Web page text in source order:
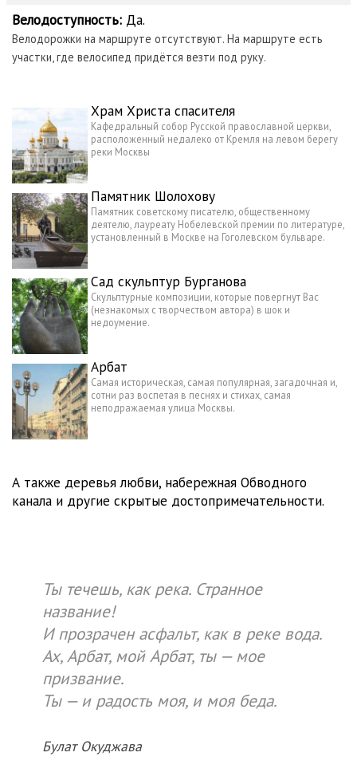
Велодоступность: Да.
Велодорожки на маршруте отсутствуют. На маршруте есть
участки, где велосипед придётся везти под руку.
Храм Христа спасителя
Кафедральный собор Русской православной церкви,
расположенный недалеко от Кремля на левом берегу
реки Москвы
Памятник Шолохову
Памятник советскому писателю, общественному
деятелю, лауреату Нобелевской премии по литературе,
установленный в Москве на Гоголевском бульваре.
Сад скульптур Бурганова
Скульптурные композиции, которые повергнут Вас
(незнакомых с творчеством автора) в шок и
недоумение.
Арбат
Самая историческая, самая популярная, загадочная и,
сотни раз воспетая в песнях и стихах, самая
неподражаемая улица Москвы.
А также деревья любви, набережная Обводного
канала и другие скрытые достопримечательности.
Ты течешь, как река. Странное
название!
И прозрачен асфальт, как в реке вода.
Ах, Арбат, мой Арбат, ты — мое
призвание.
Ты — и радость моя, и моя беда.
Булат Окуджава